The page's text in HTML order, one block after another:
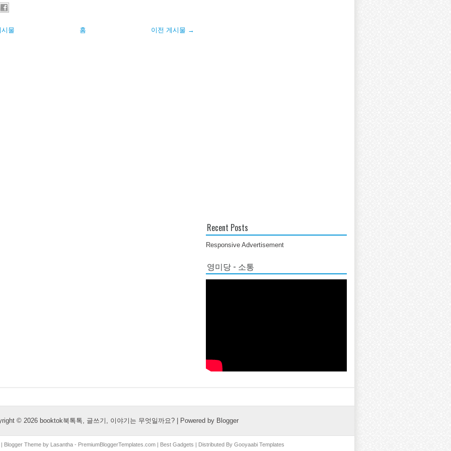
물 이전 게시물 →
홈
Recent Posts
Responsive Advertisement
영미당 - 소통
© 2026 booktok북톡톡, 글쓰기, 이야기는 무엇일까요? | Powered by Blogger
Blogger Theme by Lasantha- PremiumBloggerTemplates.com| Best Gadgets | Distributed By Gooyaabi Templates